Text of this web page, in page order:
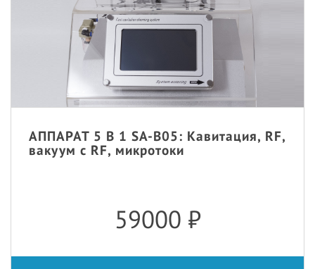
АППАРАТ 5 В 1 SA-B05: Кавитация, RF,
вакуум с RF, микротоки
59000 ₽